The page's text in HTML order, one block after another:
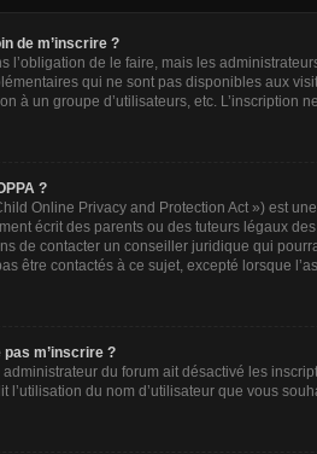
de m’inscrire ?
l’obligation de le faire, mais les
qui ne sont pas disponibles aux
à un groupe d’utilisateurs, etc. L’inscription
?
Online Privacy and Protection Act ») est
écrit des parents ou des tuteurs légaux
de contacter un conseiller juridique qui
être contactés à ce sujet, excepté lorsque
m’inscrire ?
administrateur du forum ait désactivé les
l’utilisation du nom d’utilisateur que vous